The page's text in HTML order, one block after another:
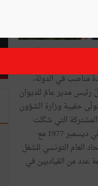
(من 25 جويلية إلى 23 أكتوبر 2019) والرئيس الأسبق لمجلس نوّاب الشعب
وعلى ذكريات
مناصب في الدولة،
الجمّ مسقط رأسه، وأوّلَ رئيس مدير عامّ للديوان
(1967 - 1972) وواليا على سوسة (1972 - 1973) قبل أن يتولّى حقيبة وزارة الشؤون
والاتفاقيات المشتركة التي شكّلت
إحدى ركائز السياسة الاجتماعية في سبعينات القرن الماضي. وقد استقال محمّد الناصر من الحكومة في ديسمبر 1977 مع
العام التونسي للشغل
حالة الطوارئ ومحاكمة عدد من القياديين في